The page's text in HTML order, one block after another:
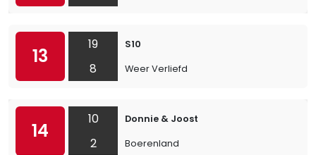
13
19
8
S10
Weer Verliefd
14
10
2
Donnie & Joost
Boerenland